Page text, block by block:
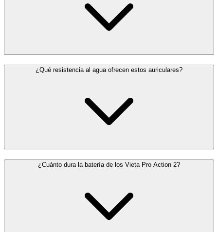
¿Qué resistencia al agua ofrecen estos auriculares?
¿Cuánto dura la batería de los Vieta Pro Action 2?